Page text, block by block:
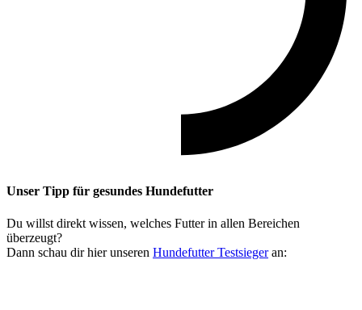
Unser Tipp für gesundes Hundefutter
Du willst direkt wissen, welches Futter in allen Bereichen
überzeugt?
Dann schau dir hier unseren Hundefutter Testsiegeran: